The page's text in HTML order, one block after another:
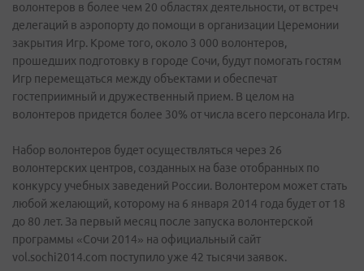
волонтеров в более чем 20 областях деятельности, от встреч
делегаций в аэропорту до помощи в организации Церемонии
закрытия Игр. Кроме того, около 3 000 волонтеров,
прошедших подготовку в городе Сочи, будут помогать гостям
Игр перемещаться между объектами и обеспечат
гостеприимный и дружественный прием. В целом на
волонтеров придется более 30% от числа всего персонала Игр.
Набор волонтеров будет осуществляться через 26
волонтерских центров, созданных на базе отобранных по
конкурсу учебных заведений России. Волонтером может стать
любой желающий, которому на 6 января 2014 года будет от 18
до 80 лет. За первый месяц после запуска волонтерской
программы «Сочи 2014» на официальный сайт
vol.sochi2014.com поступило уже 42 тысячи заявок.